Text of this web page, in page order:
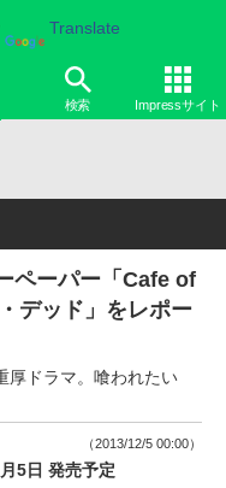
Translate
検索 Impressサイト
ペーパー「Cafe of
デッド」をレポー
厚ドラマ。喰われたい
（2013/12/5 00:00）
5日 発売予定